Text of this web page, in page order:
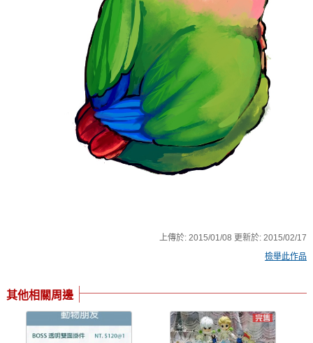
上傳於:2015/01/08 更新於:2015/02/17
檢舉此作品
其他相關周邊